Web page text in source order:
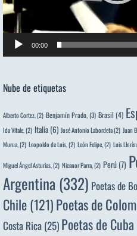
00:00
Nube de etiquetas
Alberto Cortez, (2) Benjamín Prado,(3) Brasil (4)
Ida Vitale, (2) Italia (6) José Antonio Labordeta(2) Juan
Murua, (2) Leopoldo de Luis, (2) León Felipe, (2) Luis
Miguel Ángel Asturias, (2) Nicanor Parra, (2) Perú (7)
Argentina (332) Poetas de
Chile(121)Poetas de
Costa Rica(25)Poetas de Cuba